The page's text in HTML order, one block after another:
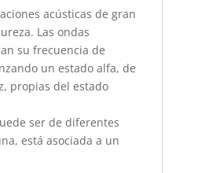
acústicas de gran
Las ondas
su frecuencia de
un estado alfa, de
propias del estado
ser de diferentes
está asociada a un